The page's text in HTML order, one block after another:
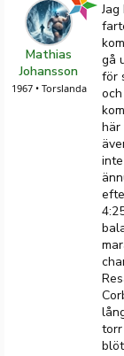
Mathias
Johansson
1967 • Torslanda
gå
för
här